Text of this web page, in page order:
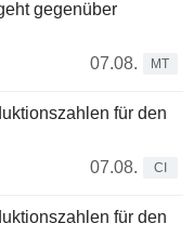
gegenüber
07.08.
MT
für den
07.08.
CI
für den